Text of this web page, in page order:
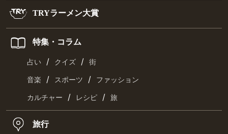
TRYラーメン大賞
特集・コラム
占い / クイズ / 街
音楽 / スポーツ / ファッション
カルチャー / レシピ / 旅
旅行